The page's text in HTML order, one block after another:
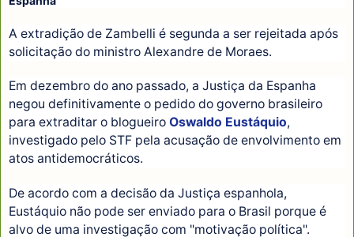
A extradição de Zambelli é segunda a ser rejeitada após
solicitação do ministro Alexandre de Moraes.
Em dezembro do ano passado, a Justiça da Espanha
negou definitivamente o pedido do governo brasileiro
para extraditar o blogueiro Oswaldo Eustáquio,
investigado pelo STF pela acusação de envolvimento em
atos antidemocráticos.
De acordo com a decisão da Justiça espanhola,
Eustáquio não pode ser enviado para o Brasil porque é
alvo de uma investigação com "motivação política".